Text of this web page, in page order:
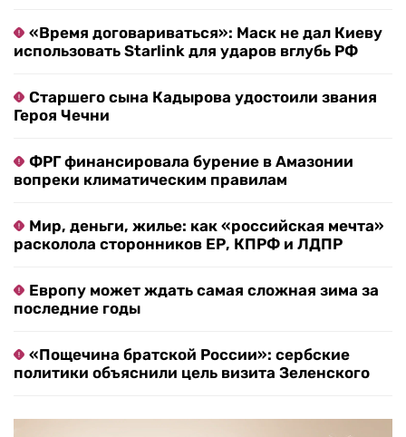
«Время договариваться»: Маск не дал Киеву
использовать Starlink для ударов вглубь РФ
Старшего сына Кадырова удостоили звания
Героя Чечни
ФРГ финансировала бурение в Амазонии
вопреки климатическим правилам
Мир, деньги, жилье: как «российская мечта»
расколола сторонников ЕР, КПРФ и ЛДПР
Европу может ждать самая сложная зима за
последние годы
«Пощечина братской России»: сербские
политики объяснили цель визита Зеленского